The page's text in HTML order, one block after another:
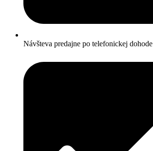
Návšteva predajne po telefonickej dohode